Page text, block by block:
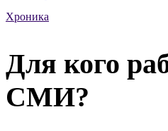
Хроника
Для кого
СМИ?